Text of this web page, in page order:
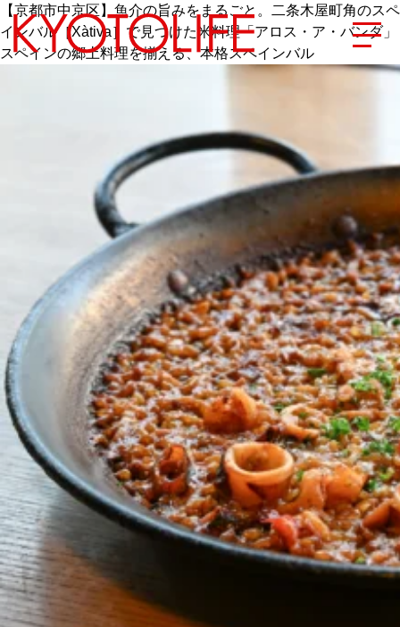
地図から探す
カテゴリーから探す
SPECIAL
NEW OPEN
SERIES
CULTURE
ABOUT US
Instagram
チケットプレゼント応募
【京都市中京区】魚介の旨みをまるごと。二条木屋町角のスペ
インバル［Xàtiva］で見つけた米料理「アロス・ア・バンダ」
スペインの郷土料理を揃える、本格スペインバル